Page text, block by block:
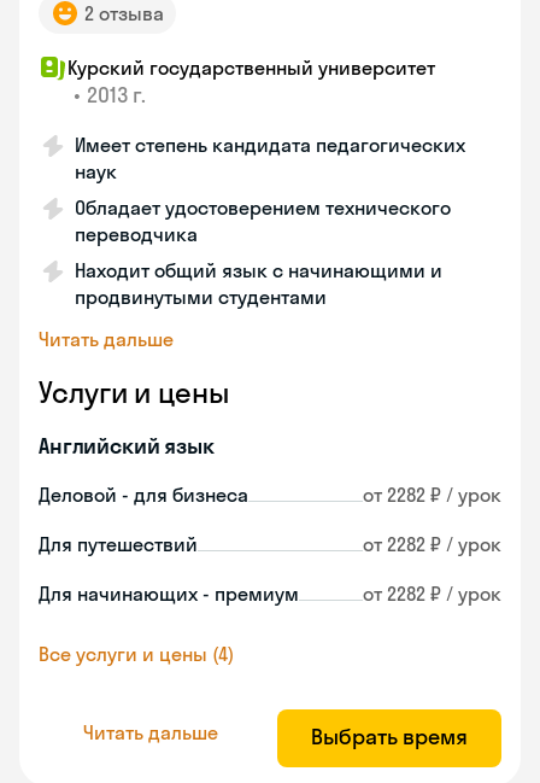
2 отзыва
Курский государственный университет
• 2013 г.
Имеет степень кандидата педагогических
наук
Обладает удостоверением технического
переводчика
Находит общий язык с начинающими и
продвинутыми студентами
Читать дальше
Услуги и цены
Английский язык
Деловой - для бизнеса от 2282 ₽ / урок
Для путешествий от 2282 ₽ / урок
Для начинающих - премиум от 2282 ₽ / урок
Все услуги и цены (4)
Читать дальше Выбрать время